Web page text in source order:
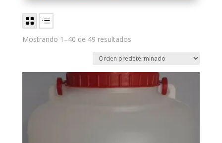
Mostrando 1–40 de 49 resultados